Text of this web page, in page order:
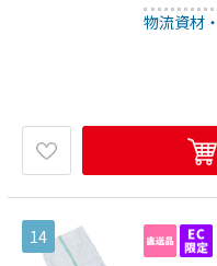
物流資材
14